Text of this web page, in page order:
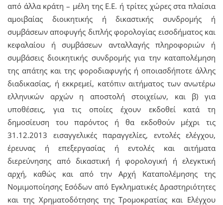
από άλλα κράτη – μέλη της Ε.Ε. ή τρίτες χώρες στα πλαίσια
αμοιβαίας διοικητικής ή δικαστικής συνδρομής ή
συμβάσεων αποφυγής διπλής φορολογίας εισοδήματος και
κεφαλαίου ή συμβάσεων ανταλλαγής πληροφοριών ή
συμβάσεις διοικητικής συνδρομής για την καταπολέμηση
της απάτης και της φοροδιαφυγής ή οποιασδήποτε άλλης
διαδικασίας, ή εκκρεμεί, κατόπιν αιτήματος των ανωτέρω
ελληνικών αρχών η αποστολή στοιχείων, και β) για
υποθέσεις, για τις οποίες έχουν εκδοθεί κατά τη
δημοσίευση του παρόντος ή θα εκδοθούν μέχρι τις
31.12.2013 εισαγγελικές παραγγελίες, εντολές ελέγχου,
έρευνας ή επεξεργασίας ή εντολές και αιτήματα
διερεύνησης από δικαστική ή φορολογική ή ελεγκτική
αρχή, καθώς και από την Αρχή Καταπολέμησης της
Νομιμοποίησης Εσόδων από Εγκληματικές Δραστηριότητες
και της Χρηματοδότησης της Τρομοκρατίας και Ελέγχου